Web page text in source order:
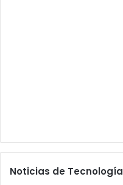
Noticias de Tecnología